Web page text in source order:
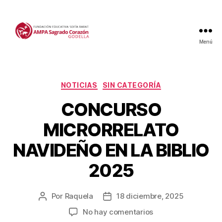
Menú
Categorías
NOTICIAS SIN CATEGORÍA
CONCURSO
MICRORRELATO
NAVIDEÑO EN LA BIBLIO
2025
Autor
Por Raquela
Fecha18 diciembre, 2025
No hay comentariosen